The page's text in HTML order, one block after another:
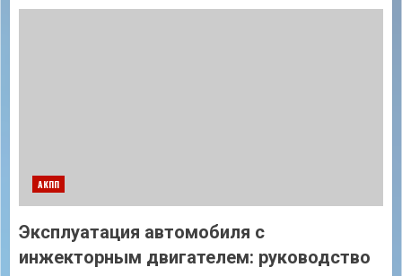
АКПП
Эксплуатация автомобиля с
инжекторным двигателем: руководство